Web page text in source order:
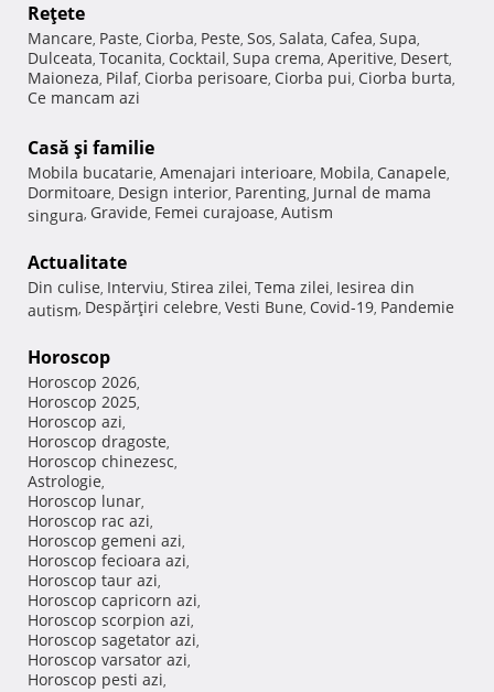
Reţete
Mancare, Paste, Ciorba, Peste, Sos, Salata, Cafea, Supa,
Dulceata, Tocanita, Cocktail, Supa crema, Aperitive, Desert,
Maioneza, Pilaf, Ciorba perisoare, Ciorba pui, Ciorba burta,
Ce mancam azi
Casă şi familie
Mobila bucatarie, Amenajari interioare, Mobila, Canapele,
Dormitoare, Design interior, Parenting, Jurnal de mama
singura, Gravide, Femei curajoase, Autism
Actualitate
Din culise, Interviu, Stirea zilei, Tema zilei, Iesirea din
autism, Despărţiri celebre, Vesti Bune, Covid-19, Pandemie
Horoscop
Horoscop 2026,
Horoscop 2025,
Horoscop azi,
Horoscop dragoste,
Horoscop chinezesc,
Astrologie,
Horoscop lunar,
Horoscop rac azi,
Horoscop gemeni azi,
Horoscop fecioara azi,
Horoscop taur azi,
Horoscop capricorn azi,
Horoscop scorpion azi,
Horoscop sagetator azi,
Horoscop varsator azi,
Horoscop pesti azi,